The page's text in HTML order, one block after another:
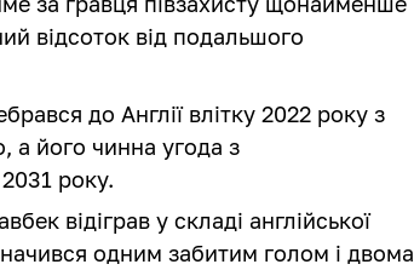
відсоток від подальшого
до Англії влітку 2022 року з
а його чинна угода з
року.
відіграв у складі англійської
одним забитим голом і двома